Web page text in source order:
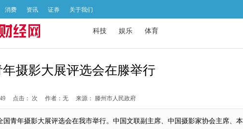
消费 资讯 证券 关于我们
科技 娱乐 体育
摄影大展评选会在滕举行
点击： 次 作者：无 来源： 滕州市人民政府
国青年摄影大展评选会在我市举行。中国文联副主席、中国摄影家协会主席、本